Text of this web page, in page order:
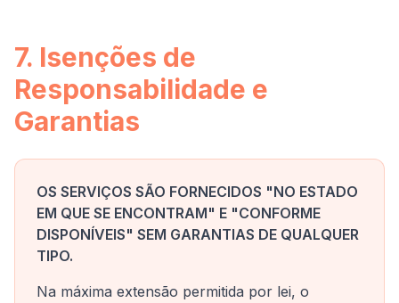
7. Isenções de
Responsabilidade e
Garantias
OS SERVIÇOS SÃO FORNECIDOS "NO ESTADO
EM QUE SE ENCONTRAM" E "CONFORME
DISPONÍVEIS" SEM GARANTIAS DE QUALQUER
TIPO.
Na máxima extensão permitida por lei, o